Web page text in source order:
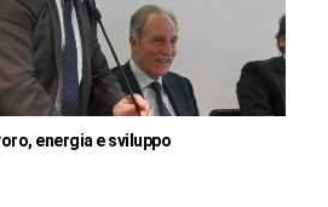
energia e sviluppo